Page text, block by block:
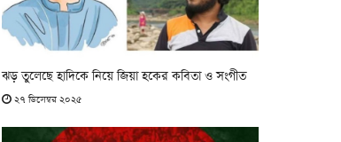
ঝড় তুলেছে হাদিকে নিয়ে জিয়া হকের কবিতা ও সংগীত
২৭ ডিসেম্বর ২০২৫